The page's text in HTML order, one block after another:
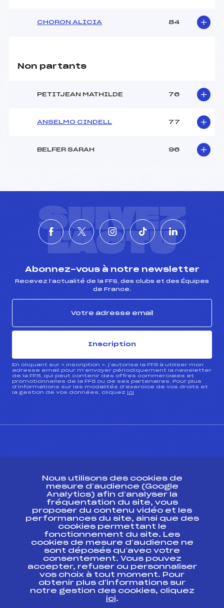
CHORON ALICIA 84
Non partants
PETITJEAN MATHILDE 76
ANSELMO CINDELL 77
BELFER SARAH 96
SUIVEZ
L'ACTU
Abonnez-vous à notre newsletter
Recevez l’actualité de la FFS, des clubs et des Équipes
de France.
Inscription
En cliquant sur « inscription », j’autorise la FFS à utiliser mon
adresse email pour m’envoyer périodiquement la newsletter
de la FFS, qui peut contenir des offres commerciales et
promotionnelles de la FFS ou de ses partenaires. Pour plus
d’informations sur les modalités d’exercice de vos droits et
la gestion de vos données, cliquez ici
Ressources
Pass’Neige
Projet sportif fédéral
Projet de performance fédéral
Antidopage
Pôle Développement, Formation, Suivi
Scientifique
Listes ministérielles
Pôle vie de l’athlète
Enseignement professionnel
Nous utilisons des cookies de
mesure d’audience (Google
Analytics) afin d’analyser la
fréquentation du site, vous
proposer du contenu vidéo et les
performances du site, ainsi que des
cookies permettant le
fonctionnement du site. Les
cookies de mesure d’audience ne
sont déposés qu’avec votre
consentement. Vous pouvez
accepter, refuser ou personnaliser
vos choix à tout moment. Pour
obtenir plus d'informations sur
notre gestion des cookies, cliquez
ici.